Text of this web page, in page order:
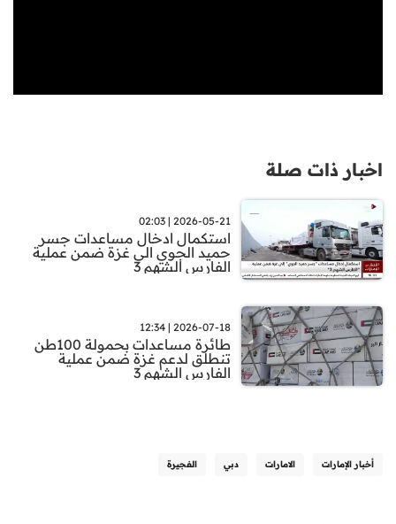
اخبار ذات صلة
2026-05-21 | 02:03
استكمال ادخال مساعدات جسر
حميد الجوي الى غزة ضمن عملية
الفارس الشهم 3
2026-07-18 | 12:34
طائرة مساعدات بحمولة 100طن
تنطلق لدعم غزة ضمن عملية
الفارس الشهم 3
أخبار الإمارات الامارات دبي الفجيرة